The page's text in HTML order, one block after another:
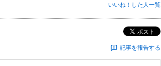
いいね！した人一覧
ポスト
記事を報告する